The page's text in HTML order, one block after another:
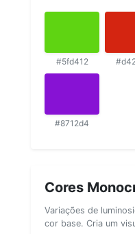
#5fd412
#8712d4
Cores
Variações de
cor base. Cria um